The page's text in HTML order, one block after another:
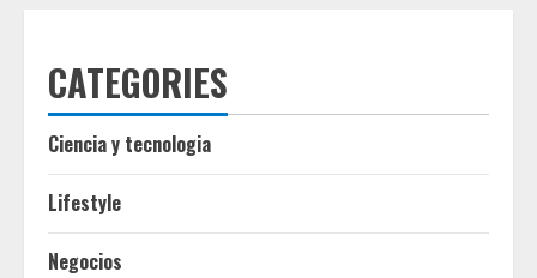
CATEGORIES
Ciencia y tecnologia
Lifestyle
Negocios